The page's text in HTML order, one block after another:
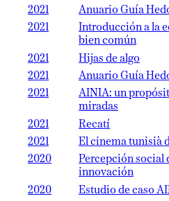
2021
Anuario Guía
2021
Introducción a la
bien común
2021 Hijas de algo
2021
Anuario Guía
2021
AINIA: un
miradas
2021 Recatí
2021
El cinema tunisià
2020
Percepción social
innovación
2020 Estudio de caso